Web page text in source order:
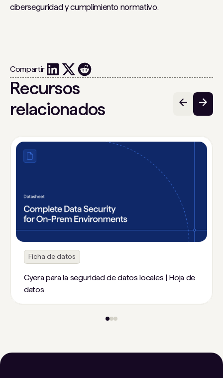
ciberseguridad y cumplimiento normativo.
Compartir
Recursos
relacionados
Ficha de datos
Cyera para la seguridad de datos locales | Hoja de
datos